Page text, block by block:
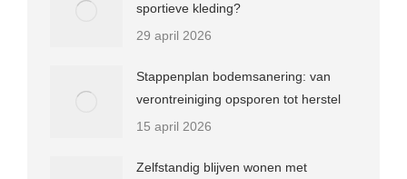
sportieve kleding?
29 april 2026
Stappenplan bodemsanering: van
verontreiniging opsporen tot herstel
15 april 2026
Zelfstandig blijven wonen met